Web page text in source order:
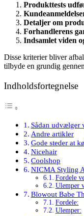
Produkttests
Detaljer om
Forhandlerens
Indsamlet viden
Disse kriterier bliver
tilbyde en grundig
Indholdsfortegnelse
Sådan udvælger
Andre artikler
Gode steder at
Nicehair
Coolshop
NICMA Styling
Fordele
Ulemper
Blowout Babe
Fordele:
Ulemper: